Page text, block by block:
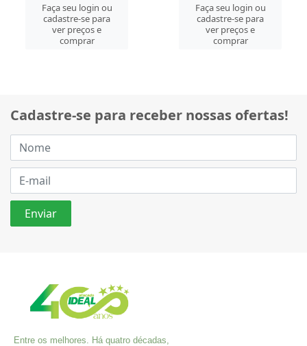
Faça seu login ou
cadastre-se para
ver preços e
comprar
Faça seu login ou
cadastre-se para
ver preços e
comprar
Cadastre-se para receber nossas ofertas!
Entre os melhores. Há quatro décadas,